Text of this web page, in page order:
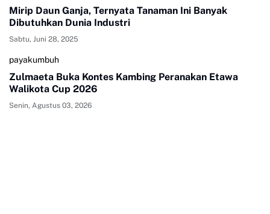
Mirip Daun Ganja, Ternyata Tanaman Ini Banyak
Dibutuhkan Dunia Industri
Sabtu, Juni 28, 2025
payakumbuh
Zulmaeta Buka Kontes Kambing Peranakan Etawa
Walikota Cup 2026
Senin, Agustus 03, 2026